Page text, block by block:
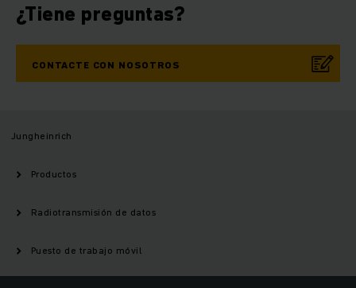
¿Tiene preguntas?
CONTACTE CON NOSOTROS
Jungheinrich
Productos
Radiotransmisión de datos
Puesto de trabajo móvil